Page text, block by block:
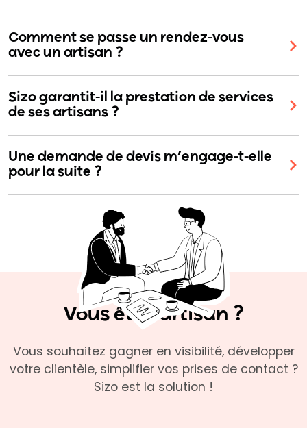
Comment se passe un rendez-vous
avec un artisan ?
Sizo garantit-il la prestation de services
de ses artisans ?
Une demande de devis m’engage-t-elle
pour la suite ?
Vous êtes artisan ?
Vous souhaitez gagner en visibilité, développer
votre clientèle, simplifier vos prises de contact ?
Sizo est la solution !